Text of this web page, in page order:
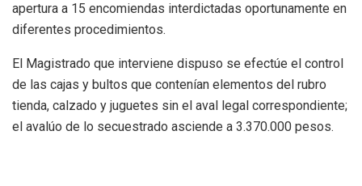
apertura a 15 encomiendas interdictadas oportunamente en
diferentes procedimientos.
El Magistrado que interviene dispuso se efectúe el control
de las cajas y bultos que contenían elementos del rubro
tienda, calzado y juguetes sin el aval legal correspondiente;
el avalúo de lo secuestrado asciende a 3.370.000 pesos.